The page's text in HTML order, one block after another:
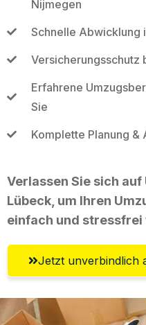
Nijmegen
Schnelle Abwicklung
Versicherungsschutz
Erfahrene
Sie
Komplette Planung
Verlassen Sie sich
Lübeck, um Ihren
einfach und
Jetzt unverbindlich